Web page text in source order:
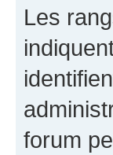
Les
forum